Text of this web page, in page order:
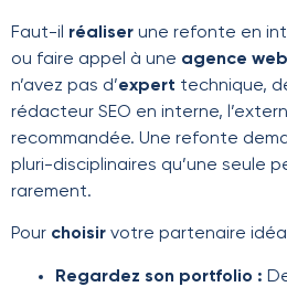
Faut-il réaliser une refonte en
ou faire appel à une agence web
n’avez pas d’expert technique,
rédacteur SEO en interne,
recommandée. Une refonte
pluri-disciplinaires qu’une seule
rarement.
Pour choisir votre partenaire
Regardez son portfolio :